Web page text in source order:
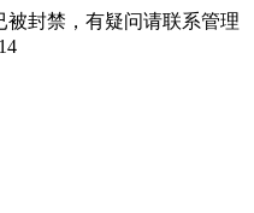
被封禁，有疑问请联系管理